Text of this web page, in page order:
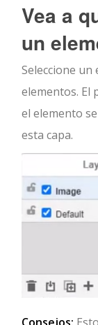
Vea a
un
Seleccione
elementos. El
el elemento
esta capa.